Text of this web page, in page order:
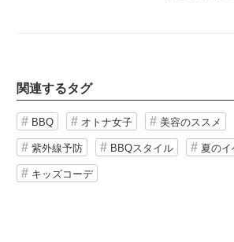
関連するタグ
BBQ オトナ女子 美容のススメ
紫外線予防 BBQスタイル 夏のイ
キッズコーデ